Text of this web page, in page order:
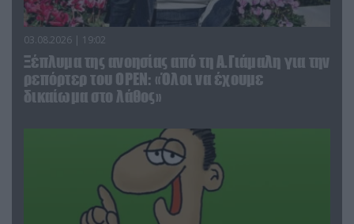
03.08.2026 | 19:02
Ξέπλυμα της ανοησίας από τη Α.Γιάμαλη για την
ρεπόρτερ του ΟΡΕΝ: «Όλοι να έχουμε
δικαίωμα στο λάθος»